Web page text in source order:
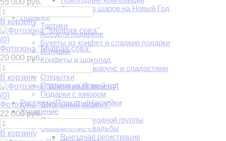
Фигуры из шаров на Новый Год
Подарки
Тортики
Ассорти подарков
Букеты из конфет и сладкие подарки
Игрушки
Конфеты и шоколад
Коробочки с макарунс и сладостями
Открытки
Подарки на Новый год
Подарки с юмором
Растяжки|Плакаты|Наклейки
Украшение
Оформление входной группы
Оформление свадьбы
Выездная регистрация
В корзину
(0)
Фотозона "Мудрая сова"
20 000 руб.
В корзину
(0)
Фотозона "Школьный акцент"
22 000 руб.
В корзину